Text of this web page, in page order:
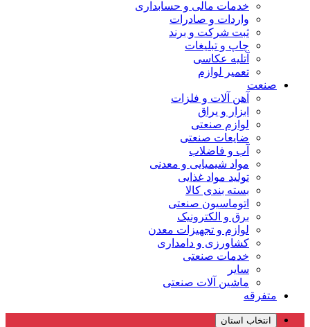
خدمات مالی و حسابداری
واردات و صادرات
ثبت شرکت و برند
چاپ و تبلیغات
آتلیه عکاسی
تعمیر لوازم
صنعت
آهن آلات و فلزات
ابزار و یراق
لوازم صنعتی
ضایعات صنعتی
آب و فاضلاب
مواد شیمیایی و معدنی
تولید مواد غذایی
بسته بندی کالا
اتوماسیون صنعتی
برق و الکترونیک
لوازم و تجهیزات معدن
کشاورزی و دامداری
خدمات صنعتی
سایر
ماشین آلات صنعتی
متفرقه
انتخاب استان